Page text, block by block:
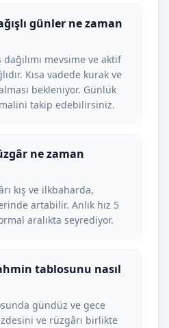
günler ne zaman
mevsime ve aktif
Kısa vadede kurak ve
bekleniyor. Günlük
takip edebilirsiniz.
ne zaman
kış ve ilkbaharda,
artabilir. Anlık hız 5
aralıkta seyrediyor.
tablosunu nasıl
gündüz ve gece
ve rüzgârı birlikte